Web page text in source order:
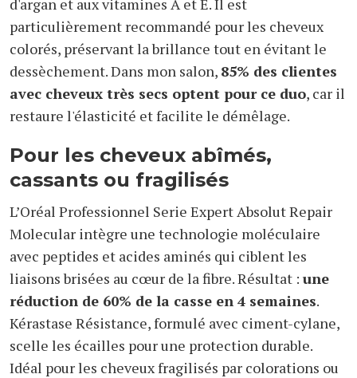
d'argan et aux vitamines A et E. Il est
particulièrement recommandé pour les cheveux
colorés, préservant la brillance tout en évitant le
dessèchement. Dans mon salon, 85% des clientes
avec cheveux très secs optent pour ce duo, car il
restaure l'élasticité et facilite le démêlage.
Pour les cheveux abîmés,
cassants ou fragilisés
L’Oréal Professionnel Serie Expert Absolut Repair
Molecular intègre une technologie moléculaire
avec peptides et acides aminés qui ciblent les
liaisons brisées au cœur de la fibre. Résultat : une
réduction de 60% de la casse en 4 semaines.
Kérastase Résistance, formulé avec ciment-cylane,
scelle les écailles pour une protection durable.
Idéal pour les cheveux fragilisés par colorations ou